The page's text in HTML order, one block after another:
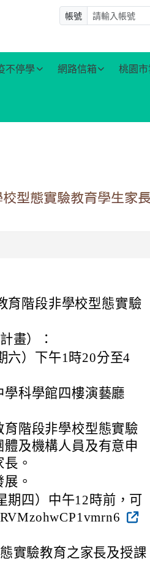
帳號
不停學 網路信箱 桃園
型態實驗教育學生家
育階段非學校型態實驗
畫）：
六）下午1時20分至4
科學館四樓演藝廳
階段非學校型態實驗
及機構人員及有意申
。
。
期四）中午12時前，可
實驗教育之家長及授課